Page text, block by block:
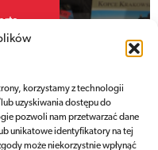
korzystamy z technologii
uzyskiwania dostępu do
pozwoli nam przetwarzać dane
unikatowe identyfikatory na tej
może niekorzystnie wpłynąć